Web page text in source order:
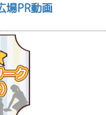
場PR動画